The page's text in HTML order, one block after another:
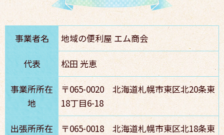
事業者名 地域の便利屋 エム商会
代表 松田 光恵
事業所所在
地
〒065-0020 北海道札幌市東区北20条東
18丁目6-18
出張所所在
〒065-0018 北海道札幌市東区北18条東